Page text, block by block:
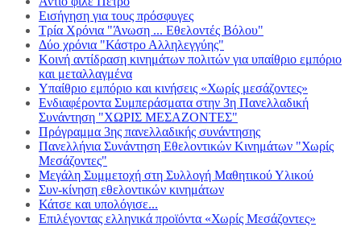
Εισήγηση για τους πρόσφυγες
Τρία Χρόνια "Άνωση ... Εθελοντές Βόλου"
Δύο χρόνια "Κάστρο Αλληλεγγύης"
Κοινή αντίδραση κινημάτων πολιτών για υπαίθριο εμπόριο
και μεταλλαγμένα
Υπαίθριο εμπόριο και κινήσεις «Χωρίς μεσάζοντες»
Ενδιαφέροντα Συμπεράσματα στην 3η Πανελλαδική
Συνάντηση "ΧΩΡΙΣ ΜΕΣΑΖΟΝΤΕΣ"
Πρόγραμμα 3ης πανελλαδικής συνάντησης
Πανελλήνια Συνάντηση Εθελοντικών Κινημάτων "Χωρίς
Μεσάζοντες"
Μεγάλη Συμμετοχή στη Συλλογή Μαθητικού Υλικού
Συν-κίνηση εθελοντικών κινημάτων
Κάτσε και υπολόγισε...
Επιλέγοντας ελληνικά προϊόντα «Χωρίς Μεσάζοντες»